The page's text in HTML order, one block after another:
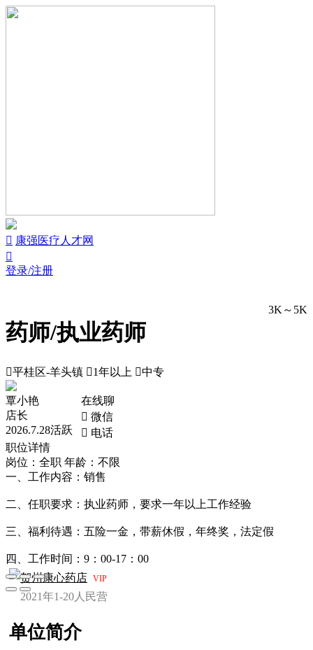
 康强医疗人才网

登录/注册
药师/执业药师
3K～5K
平桂区-羊头镇 1年以上 中专
覃小艳
店长
2026.7.28活跃
在线聊
 微信
 电话
职位详情
岗位：全职 年龄：不限
一、工作内容：销售
二、任职要求：执业药师，要求一年以上工作经验
三、福利待遇：五险一金，带薪休假，年终奖，法定假
四、工作时间：9：00-17：00
贺州康心药店 VIP
2021年1-20人 民营
单位简介